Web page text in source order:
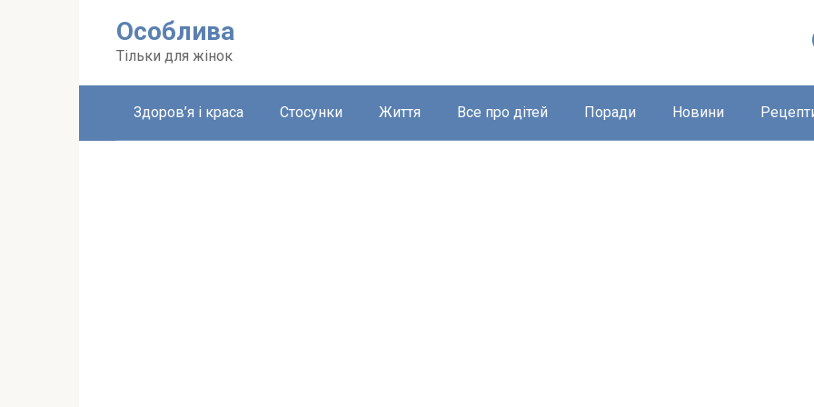
Особлива
Тільки для жінок
Здоров’я і краса Стосунки Життя Все про дітей Поради Новини